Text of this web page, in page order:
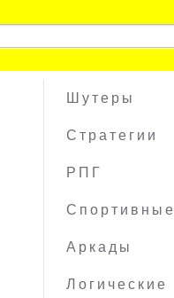
Шутеры
Стратегии
РПГ
Спортивные
Аркады
Логические